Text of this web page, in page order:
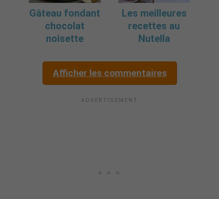
Gâteau fondant
chocolat
noisette
Les meilleures
recettes au
Nutella
Afficher les commentaires